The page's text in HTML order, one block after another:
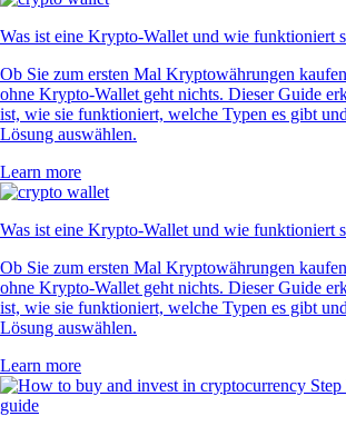
Was ist eine Krypto-Wallet und wie funktioniert
Ob Sie zum ersten Mal Kryptowährungen
ohne Krypto-Wallet geht nichts. Dieser Guide
ist, wie sie funktioniert, welche Typen es gibt
Lösung auswählen.
Learn more
Was ist eine Krypto-Wallet und wie funktioniert
Ob Sie zum ersten Mal Kryptowährungen
ohne Krypto-Wallet geht nichts. Dieser Guide
ist, wie sie funktioniert, welche Typen es gibt
Lösung auswählen.
Learn more